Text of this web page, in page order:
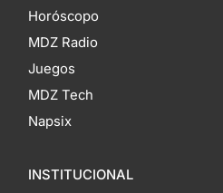
Horóscopo
MDZ Radio
Juegos
MDZ Tech
Napsix
INSTITUCIONAL